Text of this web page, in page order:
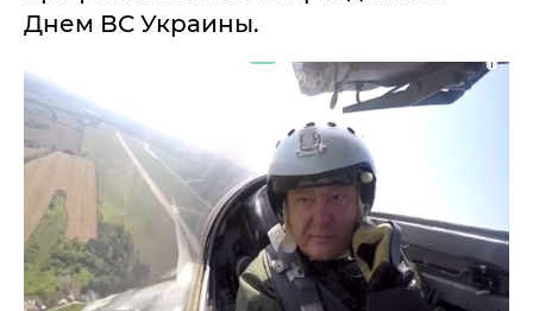
Днем ВС Украины.